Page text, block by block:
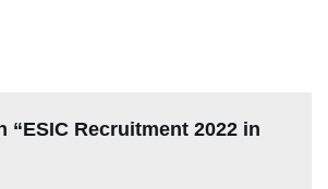
“ESIC Recruitment 2022 in